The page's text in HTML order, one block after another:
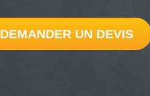
DEMANDER UN DEVIS